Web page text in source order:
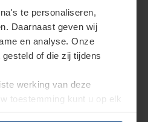
te personaliseren,
Daarnaast geven wij
en analyse. Onze
of die zij tijdens
werking van deze
toestemming kunt u op elk
herroepen.